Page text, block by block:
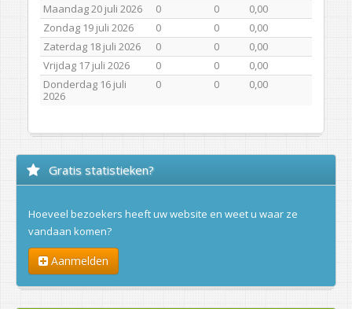
Maandag 20 juli 2026
0 0
0,00
Zondag 19 juli 2026
0 0
0,00
Zaterdag 18 juli 2026
0 0
0,00
Vrijdag 17 juli 2026
0 0
0,00
Donderdag 16 juli
2026
0 0 0,00
Gratis statistieken?
Hoeveel bezoekers heeft uw website en weet u waar ze
vandaan komen?
Aanmelden